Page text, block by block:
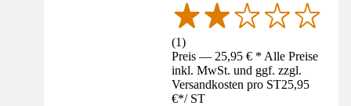
(1)
Preis — 25,95 € * Alle Preise
inkl. MwSt. und ggf. zzgl.
Versandkosten pro ST25,95
€*/ ST